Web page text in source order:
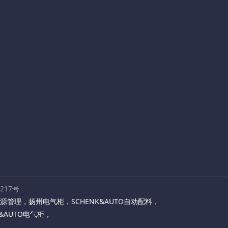
号
管理 ， 扬州电气柜， SCHENK&AUTO自动配料，
电气柜 ，